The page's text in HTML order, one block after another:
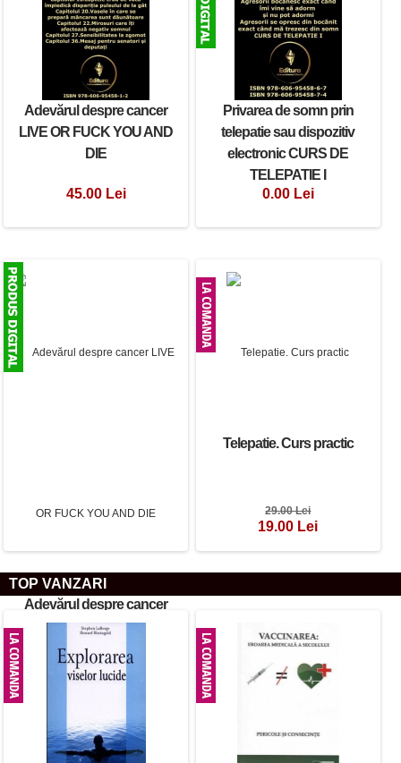
Privarea de somn prin
telepatie sau dispozitiv
electronic CURS DE
TELEPATIE I
50.00 Lei
Adevărul despre cancer
LIVE OR FUCK YOU AND
DIE
45.00 Lei
Privarea de somn prin
telepatie sau dispozitiv
electronic CURS DE
TELEPATIE I
0.00 Lei
Adevărul despre cancer
LIVE OR FUCK YOU AND
DIE
Telepatie. Curs practic
29.00 Lei
19.00 Lei
TOP VANZARI